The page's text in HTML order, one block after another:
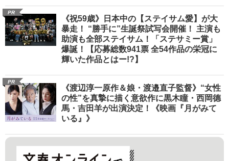
PR
《祝59歳》日本中の【ステイサム愛】が大
暴走！ “勝手に”生誕祭試写会開催！ 主演も
助演も全部ステイサム！「ステサミー賞」
爆誕！【応募総数941票 全54作品の栄冠に
輝いた作品とはー!?】
PR
《渡辺淳一原作＆娘・渡邉直子監督》“女性
の性”を真摯に描く意欲作に黒木瞳・西岡德
馬・吉田羊が出演決定！《映画『月がみて
いる』》